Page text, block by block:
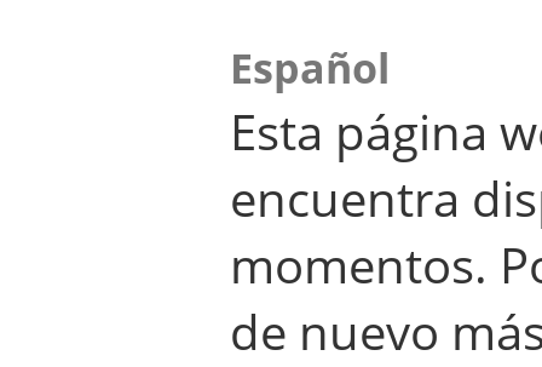
Español
Esta página
encuentra
momentos.
de nuevo